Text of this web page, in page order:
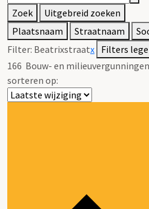
Zoek
Uitgebreid zoeken
Plaatsnaam
Straatnaam
Filter: Beatrixstraatx Filters
166 Bouw- en milieuvergunningen
sorteren op: